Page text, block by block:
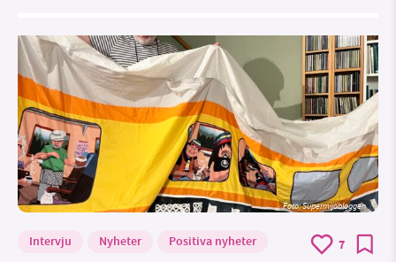
Foto: Supermijöbloggen
Intervju Nyheter Positiva nyheter 7